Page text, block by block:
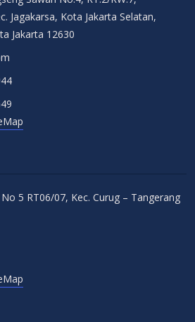
Jagakarsa, Kota Jakarta Selatan,
Jakarta 12630
5 RT06/07, Kec. Curug – Tangerang